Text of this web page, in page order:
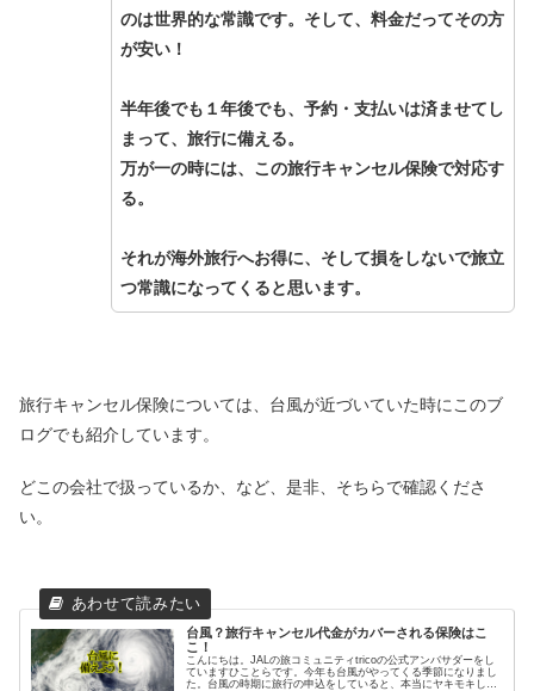
のは世界的な常識です。そして、料金だってその方
が安い！
半年後でも１年後でも、予約・支払いは済ませてし
まって、旅行に備える。
万が一の時には、この旅行キャンセル保険で対応す
る。
それが海外旅行へお得に、そして損をしないで旅立
つ常識になってくると思います。
旅行キャンセル保険については、台風が近づいていた時にこのブ
ログでも紹介しています。
どこの会社で扱っているか、など、是非、そちらで確認くださ
い。
台風？旅行キャンセル代金がカバーされる保険はこ
こ！
こんにちは。JALの旅コミュニティtricoの公式アンバサダーをし
ていますひことらです。今年も台風がやってくる季節になりまし
た。台風の時期に旅行の申込をしていると、本当にヤキモキしま